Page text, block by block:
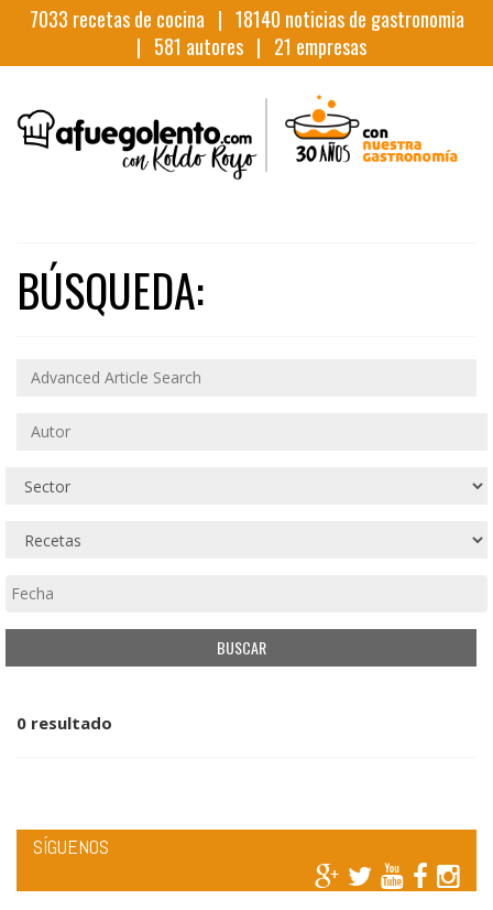
7033 recetas de cocina | 18140 noticias de gastronomia
| 581 autores | 21 empresas
BÚSQUEDA:
0 resultado
SÍGUENOS